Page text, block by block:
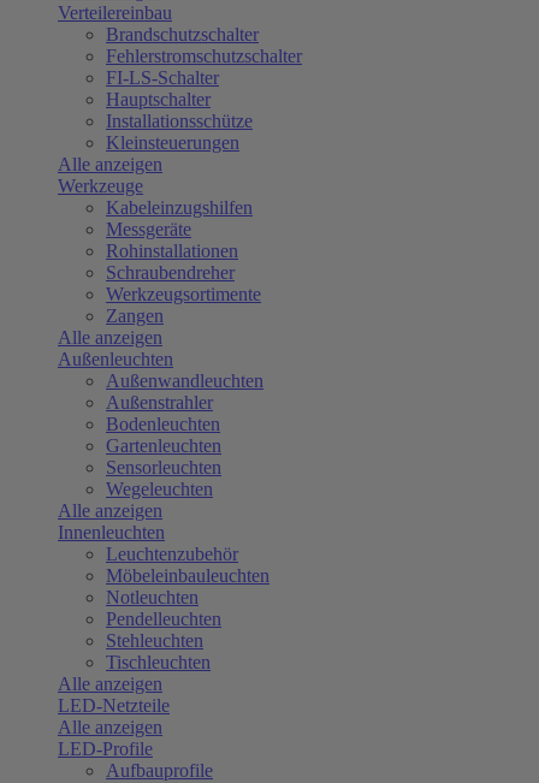
Verteilereinbau
Brandschutzschalter
Fehlerstromschutzschalter
FI-LS-Schalter
Hauptschalter
Installationsschütze
Kleinsteuerungen
Alle anzeigen
Werkzeuge
Kabeleinzugshilfen
Messgeräte
Rohinstallationen
Schraubendreher
Werkzeugsortimente
Zangen
Alle anzeigen
Außenleuchten
Außenwandleuchten
Außenstrahler
Bodenleuchten
Gartenleuchten
Sensorleuchten
Wegeleuchten
Alle anzeigen
Innenleuchten
Leuchtenzubehör
Möbeleinbauleuchten
Notleuchten
Pendelleuchten
Stehleuchten
Tischleuchten
Alle anzeigen
LED-Netzteile
Alle anzeigen
LED-Profile
Aufbauprofile